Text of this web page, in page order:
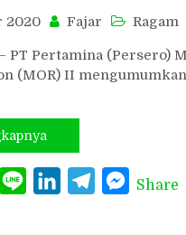
2020 Fajar Ragam
PT Pertamina (Persero)
(MOR) II
TwitterLine LinkedInTelegram
Share